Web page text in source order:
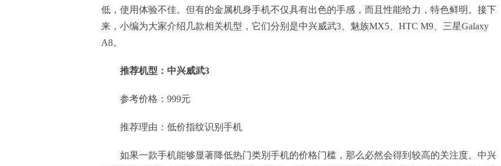
低，使用体验不佳。但有的金属机身手机不仅具有出色的手感，而且性能给力，特色鲜明。接下
来，小编为大家介绍几款相关机型，它们分别是中兴威武3、魅族MX5、HTC M9、三星Galaxy
A8。
推荐机型：中兴威武3
参考价格：999元
推荐理由：低价指纹识别手机
如果一款手机能够显著降低热门类别手机的价格门槛，那么必然会得到较高的关注度。中兴